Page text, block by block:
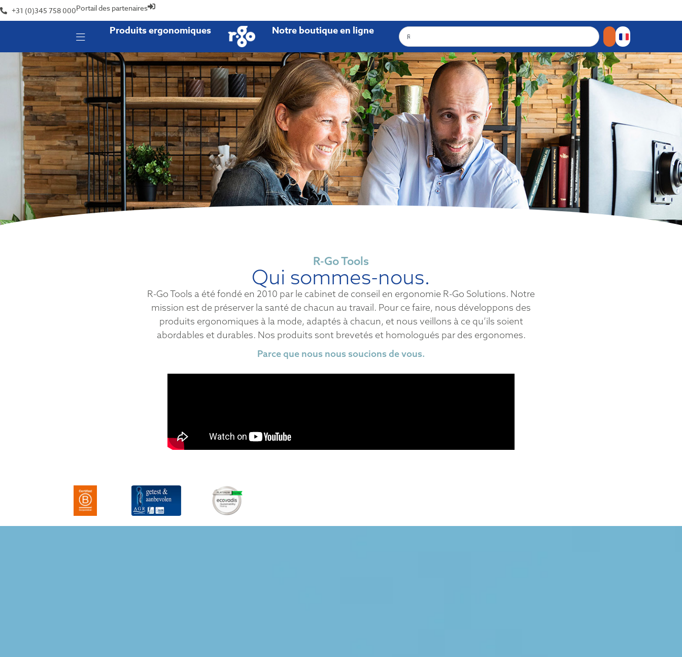
+31 (0)345 758 000Portail des partenaires
Produits ergonomiques Notre boutique en ligne
R-Go Tools
Qui sommes-nous.
R-Go Tools a été fondé en 2010 par le cabinet de conseil en ergonomie R-Go Solutions. Notre
mission est de préserver la santé de chacun au travail. Pour ce faire, nous développons des
produits ergonomiques à la mode, adaptés à chacun, et nous veillons à ce qu’ils soient
abordables et durables. Nos produits sont brevetés et homologués par des ergonomes.
Parce que nous nous soucions de vous.